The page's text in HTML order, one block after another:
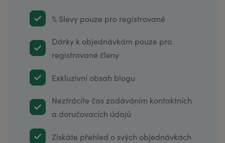
% Slevy pouze pro registrované
Dárky k objednávkám pouze pro
registrované členy
Exkluzivní obsah blogu
Neztrácíte čas zadáváním kontaktních
a doručovacích údajů
Získáte přehled o svých objednávkách